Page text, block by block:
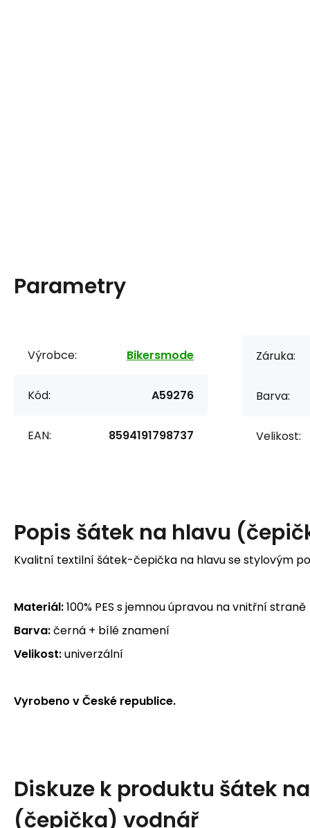
Parametry
Výrobce: Bikersmode
Kód: A59276
EAN: 8594191798737
Záruka:
Barva:
Velikost:
Popis šátek na hlavu
Kvalitní textilní šátek-čepička na hlavu se stylovým
Materiál:100% PES s jemnou úpravou na vnitřní straně
Barva:černá + bílé znamení
Velikost:univerzální
Vyrobeno v České republice.
Diskuze k produktu šátek
(čepička) vodnář